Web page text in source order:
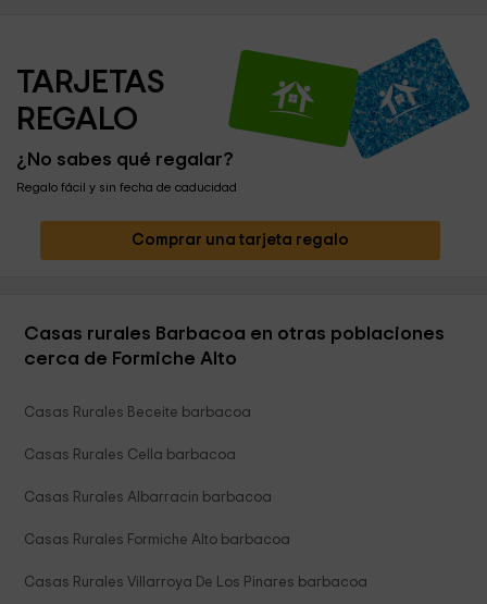
TARJETAS
REGALO
¿No sabes qué regalar?
Regalo fácil y sin fecha de caducidad
Comprar una tarjeta regalo
Casas rurales Barbacoa en otras poblaciones
cerca de Formiche Alto
Casas Rurales Beceite barbacoa
Casas Rurales Cella barbacoa
Casas Rurales Albarracin barbacoa
Casas Rurales Formiche Alto barbacoa
Casas Rurales Villarroya De Los Pinares barbacoa